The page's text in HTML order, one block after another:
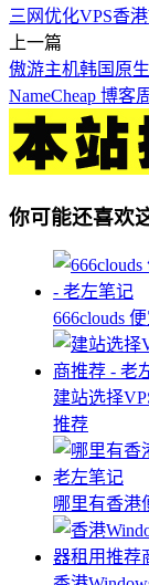
三网优化VPS香
上一篇
傲游主机韩国原
NameCheap 博客
你可能还喜欢
666clouds
建站选择
推荐
哪里有香港